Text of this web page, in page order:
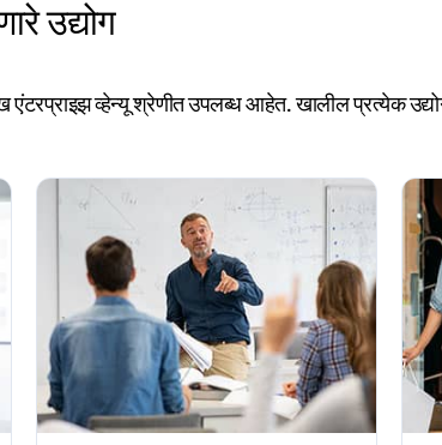
उद्योग
व्हेन्यू श्रेणीत उपलब्ध आहेत. खालील प्रत्येक उद्योग